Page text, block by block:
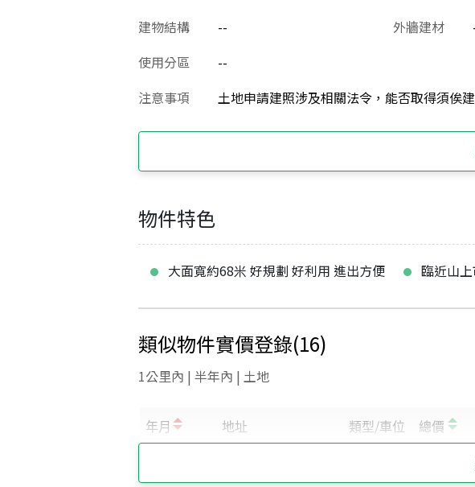
建物結構 -- 外牆建材
使用分區
--
注意事項
土地申請建照涉及相關法令，能否取得須俟
物件特色
大面寬約68米 好規劃 好利用 進出方便 臨近山
類似物件實價登錄(16)
1公里內 | 半年內 | 土地